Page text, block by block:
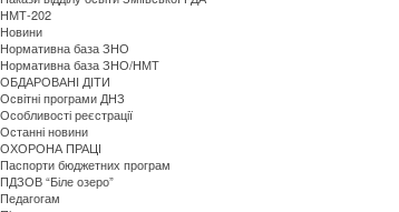
НМТ-202
Новини
Нормативна база ЗНО
Нормативна база ЗНО/НМТ
ОБДАРОВАНI ДIТИ
Освітні програми ДНЗ
Особливості реєстрації
Останні новини
ОХОРОНА ПРАЦІ
Паспорти бюджетних програм
ПДЗОВ “Біле озеро”
Педагогам